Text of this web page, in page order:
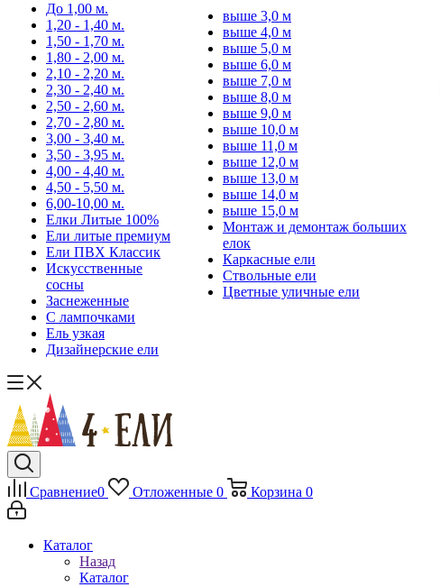
До 1,00 м.
1,20 - 1,40 м.
1,50 - 1,70 м.
1,80 - 2,00 м.
2,10 - 2,20 м.
2,30 - 2,40 м.
2,50 - 2,60 м.
2,70 - 2,80 м.
3,00 - 3,40 м.
3,50 - 3,95 м.
4,00 - 4,40 м.
4,50 - 5,50 м.
6,00-10,00 м.
Елки Литые 100%
Ели литые премиум
Ели ПВХ Классик
Искусственные
сосны
Заснеженные
С лампочками
Ель узкая
Дизайнерские ели
выше 3,0 м
выше 4,0 м
выше 5,0 м
выше 6,0 м
выше 7,0 м
выше 8,0 м
выше 9,0 м
выше 10,0 м
выше 11,0 м
выше 12,0 м
выше 13,0 м
выше 14,0 м
выше 15,0 м
Монтаж и демонтаж больших
елок
Каркасные ели
Ствольные ели
Цветные уличные ели
Сравнение0 Отложенные 0 Корзина 0
Каталог
Назад
Каталог